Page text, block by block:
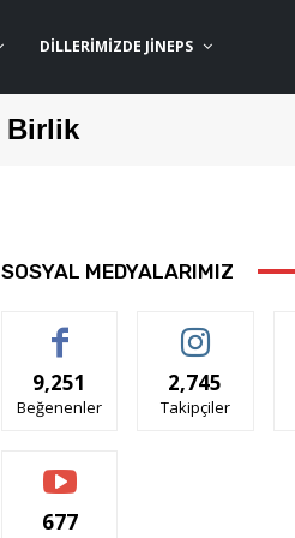
DILLERIMIZDE JİNEPS
Birlik
SOSYAL MEDYALARIMIZ
9,251
Beğenenler
2,745
Takipçiler
677